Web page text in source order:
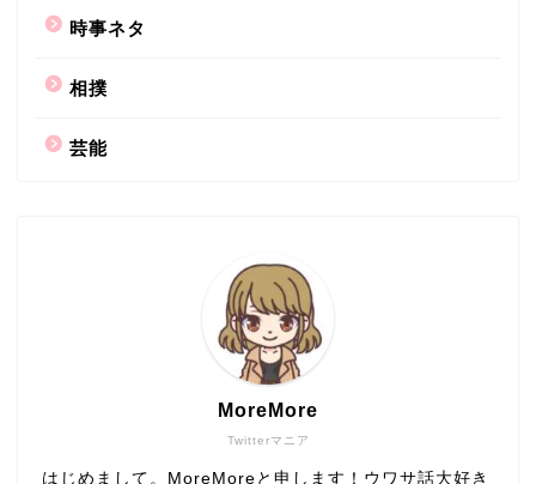
時事ネタ
相撲
芸能
Twitterマニア
MoreMore
はじめまして。MoreMoreと申します！ウワサ話大好き